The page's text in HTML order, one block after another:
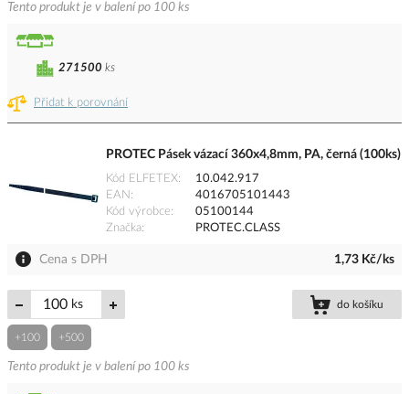
Tento produkt je v balení po 100 ks
Přidat k porovnání
271500 ks
PROTEC Pásek vázací 360x4,8mm, PA, černá (100ks)
Kód ELFETEX
10.042.917
EAN
4016705101443
Kód výrobce
05100144
Značka
PROTEC.CLASS
Cena s DPH 1,73 Kč/ks
ks do košíku
+100 +500
Tento produkt je v balení po 100 ks